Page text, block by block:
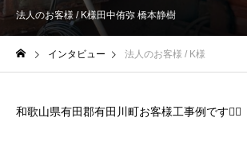
法人のお客様 / K様田中侑弥 橋本静樹
インタビュー 法人のお客様 / K様
和歌山県有田郡有田川町お客様工事例です👷‍♀️